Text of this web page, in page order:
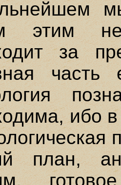
этим не
за
ибо в
план,